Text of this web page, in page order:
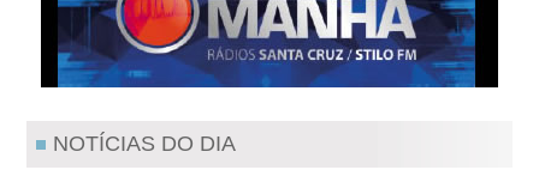
NOTÍCIAS DO DIA